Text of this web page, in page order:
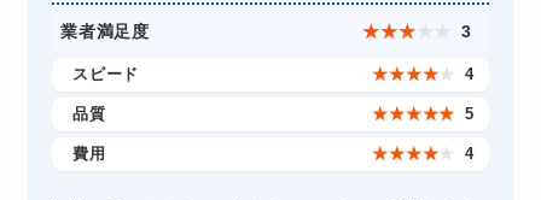
業者満足度 ★★★ ★ ★ 3
スピード ★★★★★ 4
品質 ★★★★★ 5
費用 ★★★★★ 4